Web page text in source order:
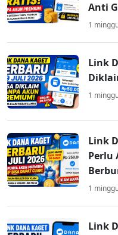
Anti
1
Link
1
Link
Perlu
1
Link